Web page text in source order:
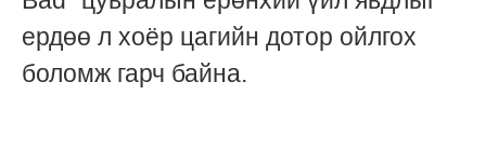
ердөө л хоёр цагийн дотор ойлгох
боломж гарч байна.